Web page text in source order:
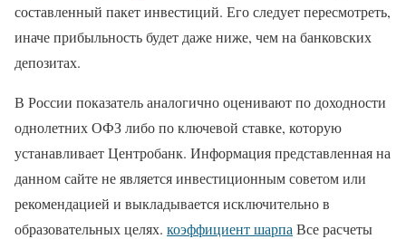
составленный пакет инвестиций. Его следует пересмотреть,
иначе прибыльность будет даже ниже, чем на банковских
депозитах.
В России показатель аналогично оценивают по доходности
однолетних ОФЗ либо по ключевой ставке, которую
устанавливает Центробанк. Информация представленная на
данном сайте не является инвестиционным советом или
рекомендацией и выкладывается исключительно в
образовательных целях. коэффициент шарпа Все расчеты